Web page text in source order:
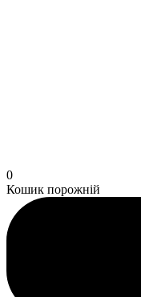
0
Кошик порожній